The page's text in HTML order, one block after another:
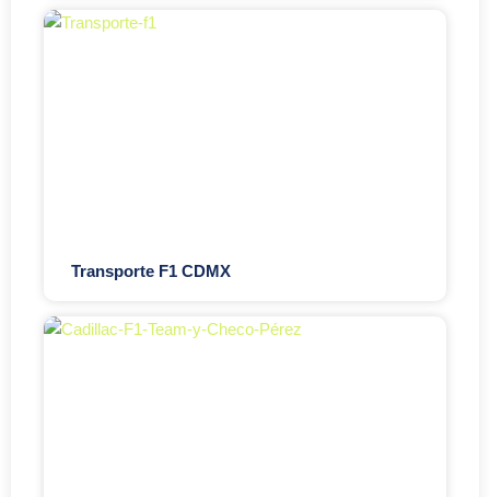
Transporte F1 CDMX